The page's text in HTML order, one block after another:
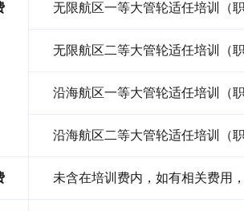
无限航区一等大管轮适任培训（
无限航区二等大管轮适任培训（
沿海航区一等大管轮适任培训（
沿海航区二等大管轮适任培训（
未含在培训费内，如有相关费用